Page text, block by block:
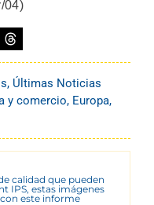
04)
, Últimas Noticias
y comercio, Europa,
calidad que pueden
IPS, estas imágenes
este informe